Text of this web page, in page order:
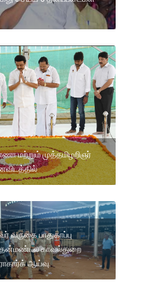
மற்றும் முத்தமிழறிஞர்
வருகை பாதுகாப்பு
காவல்துறை
ஆய்வு.